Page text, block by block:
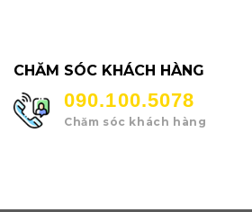
CHĂM SÓC KHÁCH HÀNG
090.100.5078
Chăm sóc khách hàng